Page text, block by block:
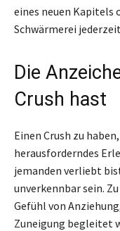
eines neuen Kapitels
Schwärmerei
Die
Crush hast
Einen Crush zu
herausforderndes
jemanden verliebt
unverkennbar sein.
Gefühl von
Zuneigung begleitet